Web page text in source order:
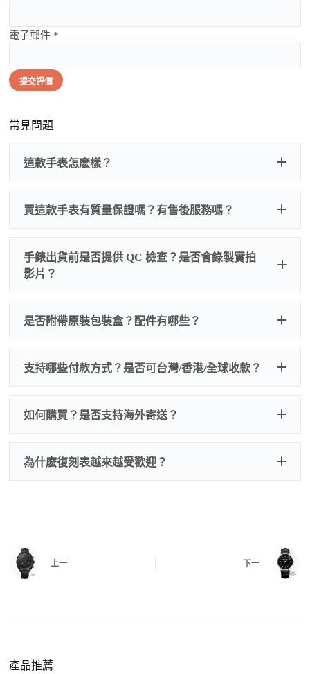
電子郵件 *
提交評價
常見問題
這款手表怎麽樣？
買這款手表有質量保證嗎？有售後服務嗎？
為事故，免費維修三年
人為事故我們只收更換配件
手錶出貨前是否提供 QC 檢查？是否會錄製實拍
影片？
質檢查
度、錶帶等部位是否完好無瑕、貼合緊密。
是否有異音，再根據款式進行上弦與功能測試。
給您確認，確定沒有問題後才會安排出貨。
是否附帶原裝包裝盒？配件有哪些？
我們默認會提供普通盒子，如果需要原裝盒子可
以找我們搭配，選擇原裝盒子附屬配件：原裝盒
如是鋼帶手錶會贈送拆錶帶工具。
注：部分原裝盒子需要加錢購買，價格也不貴。
支持哪些付款方式？是否可台灣/香港/全球收款？
交易方式
如何購買？是否支持海外寄送？
請先透過網站上的聯繫方式與我們取得聯繫，將您感
為什麽復刻表越來越受歡迎？
：以原裝價格的十分之一即可享受相
同外觀與佩戴質感。
合日常通勤與旅行佩戴。
上一 下一
產品推薦